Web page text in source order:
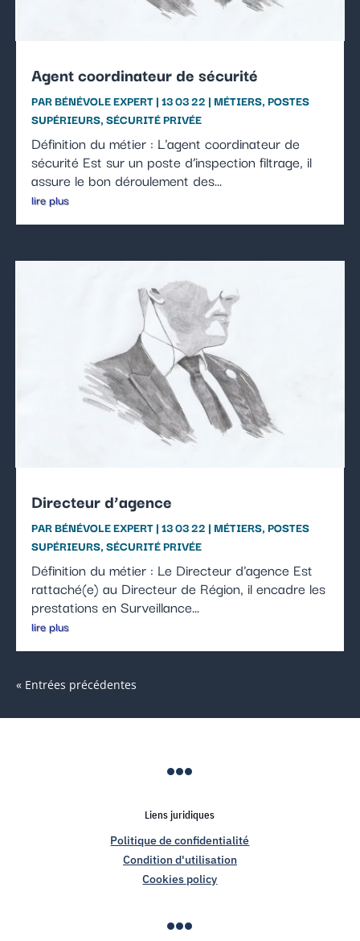
Agent coordinateur de sécurité
PARBÉNÉVOLE EXPERT|13 03 22 | MÉTIERS,POSTES
SUPÉRIEURS,SÉCURITÉ PRIVÉE
Définition du métier : L'agent coordinateur de
sécurité Est sur un poste d’inspection filtrage, il
assure le bon déroulement des...
lire plus
Directeur d’agence
PARBÉNÉVOLE EXPERT|13 03 22 | MÉTIERS,POSTES
SUPÉRIEURS,SÉCURITÉ PRIVÉE
Définition du métier : Le Directeur d'agence Est
rattaché(e) au Directeur de Région, il encadre les
prestations en Surveillance...
lire plus
« Entrées précédentes

Liens juridiques
Politique de confidentialité
Condition d'utilisation
Cookies policy
